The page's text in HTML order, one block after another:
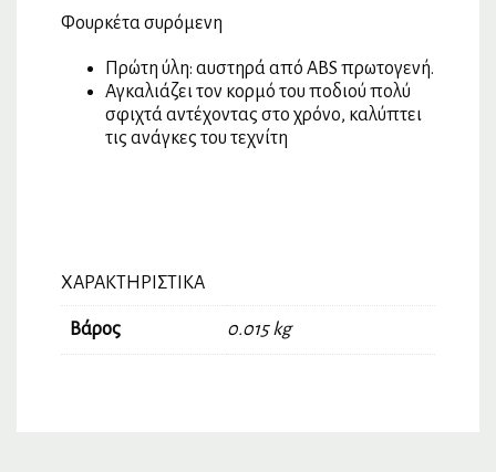
Φουρκέτα συρόμενη
Πρώτη ύλη: αυστηρά από ABS πρωτογενή.
Αγκαλιάζει τον κορμό του ποδιού πολύ
σφιχτά αντέχοντας στο χρόνο, καλύπτει
τις ανάγκες του τεχνίτη
ΧΑΡΑΚΤΗΡΙΣΤΙΚΆ
Βάρος 0.015 kg